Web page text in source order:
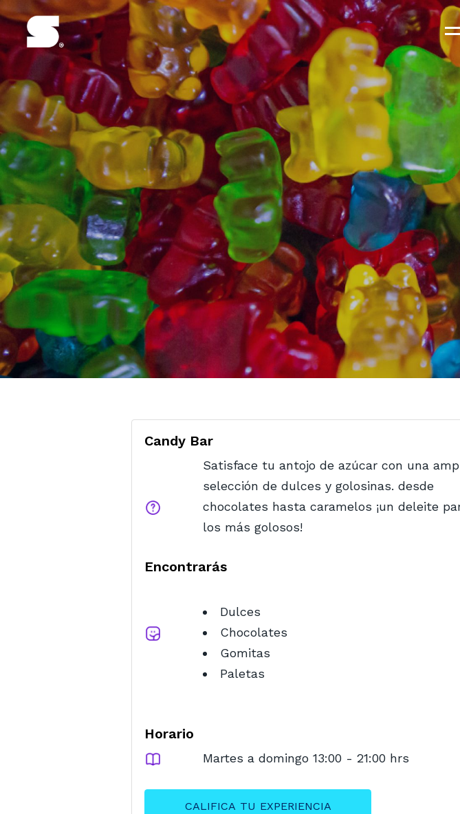
Candy Bar
Satisface tu antojo de azúcar con una
selección de dulces y golosinas. desde
chocolates hasta caramelos ¡un deleite
los más golosos!
Encontrarás
Dulces
Chocolates
Gomitas
Paletas
Horario
Martes a domingo 13:00 - 21:00 hrs
CALIFICA TU EXPERIENCIA